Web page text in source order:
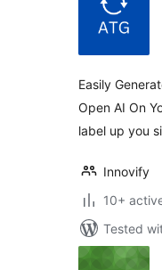
Easily
Open AI On
label up you
Innovify
10+
Tested